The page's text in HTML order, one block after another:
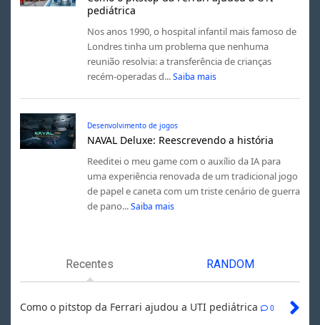
pediátrica
Nos anos 1990, o hospital infantil mais famoso de
Londres tinha um problema que nenhuma
reunião resolvia: a transferência de crianças
recém-operadas d... Saiba mais
Desenvolvimento de jogos
NAVAL Deluxe: Reescrevendo a história
Reeditei o meu game com o auxílio da IA para
uma experiência renovada de um tradicional jogo
de papel e caneta com um triste cenário de guerra
de pano... Saiba mais
Recentes RANDOM
Como o pitstop da Ferrari ajudou a UTI pediátrica 0